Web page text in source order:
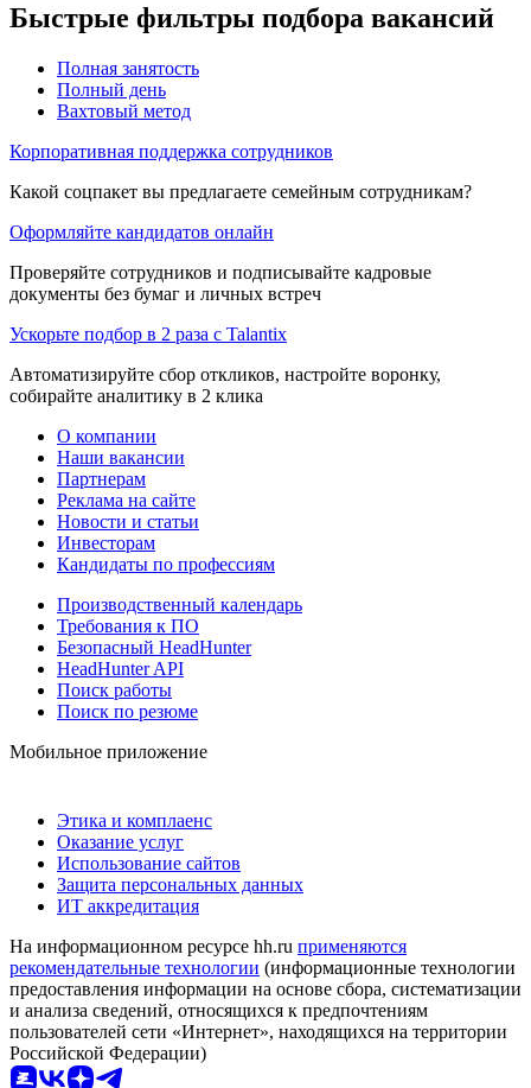
Быстрые фильтры подбора вакансий
Полная занятость
Полный день
Вахтовый метод
Корпоративная поддержка сотрудников
Какой соцпакет вы предлагаете семейным сотрудникам?
Оформляйте кандидатов онлайн
Проверяйте сотрудников и подписывайте кадровые
документы без бумаг и личных встреч
Ускорьте подбор в 2 раза с Talantix
Автоматизируйте сбор откликов, настройте воронку,
собирайте аналитику в 2 клика
О компании
Наши вакансии
Партнерам
Реклама на сайте
Новости и статьи
Инвесторам
Кандидаты по профессиям
Производственный календарь
Требования к ПО
Безопасный HeadHunter
HeadHunter API
Поиск работы
Поиск по резюме
Мобильное приложение
Этика и комплаенс
Оказание услуг
Использование сайтов
Защита персональных данных
ИТ аккредитация
На информационном ресурсе hh.ru применяются
рекомендательные технологии (информационные технологии
предоставления информации на основе сбора, систематизации
и анализа сведений, относящихся к предпочтениям
пользователей сети «Интернет», находящихся на территории
Российской Федерации)